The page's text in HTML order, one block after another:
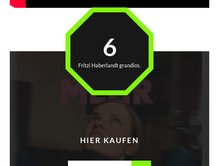
6
Fritzi Haberlandt grandios.
HIER KAUFEN